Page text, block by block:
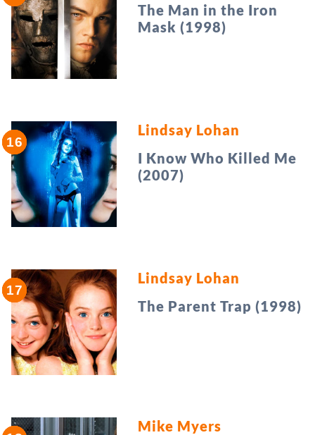
The Man in the Iron
Mask (1998)
Lindsay Lohan
I Know Who Killed Me
(2007)
Lindsay Lohan
The Parent Trap (1998)
Mike Myers